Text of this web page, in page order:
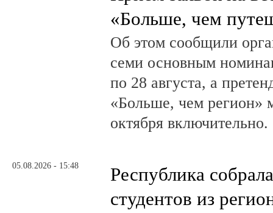
«Больше, чем
Об этом сообщили
семи основным
по 28 августа, а
«Больше, чем регион»
октября включительно.
05.08.2026 - 15:48
Республика
студентов из